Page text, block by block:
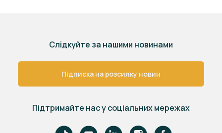
Слідкуйте за нашими новинами
Підписка на розсилку новин
Підтримайте нас у соціальних мережах